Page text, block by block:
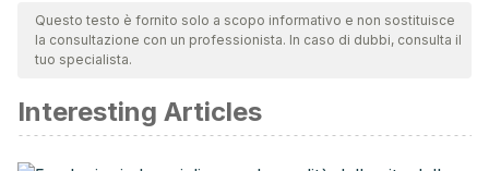
Questo testo è fornito solo a scopo informativo e non sostituisce
la consultazione con un professionista. In caso di dubbi, consulta il
tuo specialista.
Interesting Articles